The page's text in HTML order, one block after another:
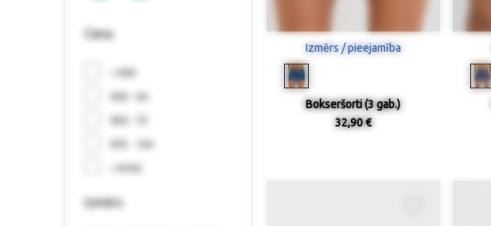
Cena
< €30
€30 - 50
€50 - 75
€75 - 150
> €150
izmērs
Izmērs / pieejamība
Bokseršorti (3 gab.)
32,90 €